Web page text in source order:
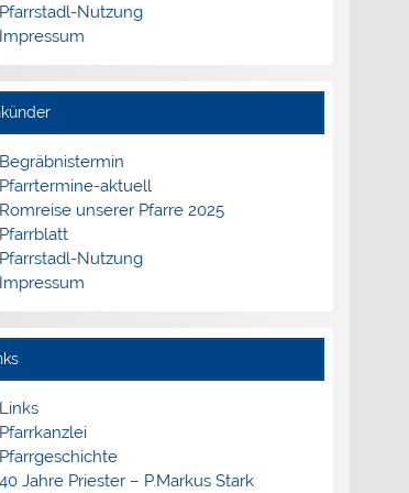
Pfarrstadl-Nutzung
Impressum
Begräbnistermin
Pfarrtermine-aktuell
Romreise unserer Pfarre 2025
Pfarrblatt
Pfarrstadl-Nutzung
Impressum
Links
Pfarrkanzlei
Pfarrgeschichte
40 Jahre Priester – P.Markus Stark